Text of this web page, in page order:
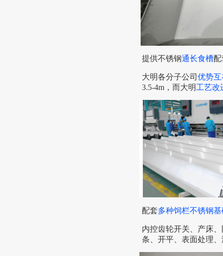
提供不锈钢通长食槽配
大明各分子公司 优势
3.5-4m，而大明工艺改
配套多种饲栏不锈钢
内控齿轮开关、产床
条、开平、表面处理